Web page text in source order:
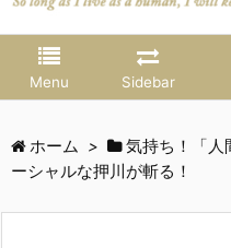
Menu Sidebar
ホーム > 気持ち！「人
ーシャルな押川が斬る！